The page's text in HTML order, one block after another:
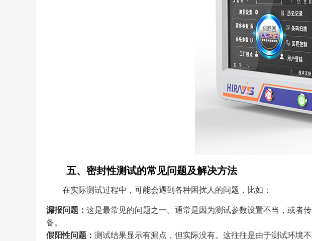
五、密封性测试的常见问题及解决方法
在实际测试过程中，可能会遇到各种困扰人的问题，比如：
漏报问题： 这是最常见的问题之一。通常是因为测试参数设置不当，或者
备。
假阳性问题： 测试结果显示有漏点，但实际没有。这往往是由于测试环境